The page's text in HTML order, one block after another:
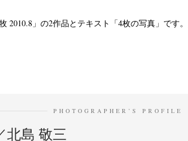
2010.8」の2作品とテキスト「4枚の写真」です
PHOTOGRAPHER’S PROFILE
北島 敬三